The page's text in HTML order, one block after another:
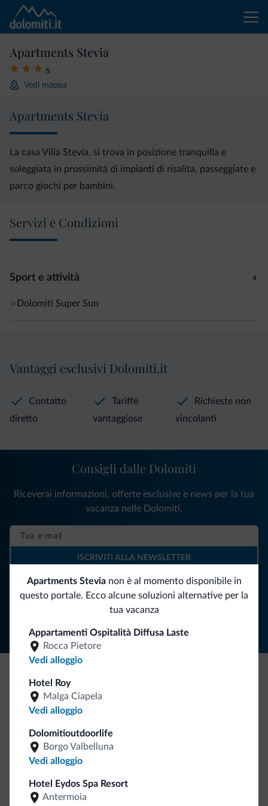
Apartments Stevia
s
Vedi mappa
Apartments Stevia
La casa Villa Stevia, si trova in posizione tranquilla e
soleggiata in prossimitá di impianti di risalita, passeggiate e
parco giochi per bambini.
Servizi e Condizioni
Sport e attività
Dolomiti Super Sun
Apartments Stevianon è al momento disponibile in
questo portale. Ecco alcune soluzioni alternative per la
tua vacanza
Appartamenti Ospitalità Diffusa Laste
Rocca Pietore
Vedi alloggio
Hotel Roy
Malga Ciapela
Vedi alloggio
Dolomitioutdoorlife
Borgo Valbelluna
Vedi alloggio
Hotel Eydos Spa Resort
Antermoia
Vantaggi esclusivi Dolomiti.it
Contatto
diretto
Tariffe
vantaggiose
Richieste non
vincolanti
Segui Dolomiti.it
Consigli dalle Dolomiti
Riceverai informazioni, offerte esclusive e news per la tua
vacanza nelle Dolomiti.
ISCRIVITI ALLA NEWSLETTER
Be Original, scopri la nuova collezione
Ce l'avete chiesto in tanti. Ecco la nuova collezione firmata